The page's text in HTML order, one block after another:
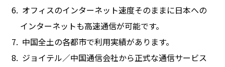
オフィスのインターネット速度そのままに日本への
インターネットも高速通信が可能です。
中国全土の各都市で利用実績があります。
ジョイテル／中国通信会社から正式な通信サービス